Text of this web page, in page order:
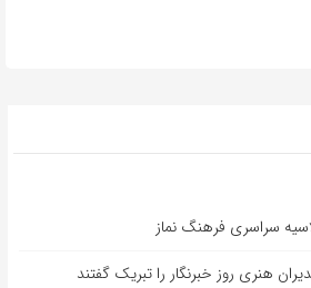
سراسری فرهنگ نماز
هنری روز خبرنگار را تبریک گفتند